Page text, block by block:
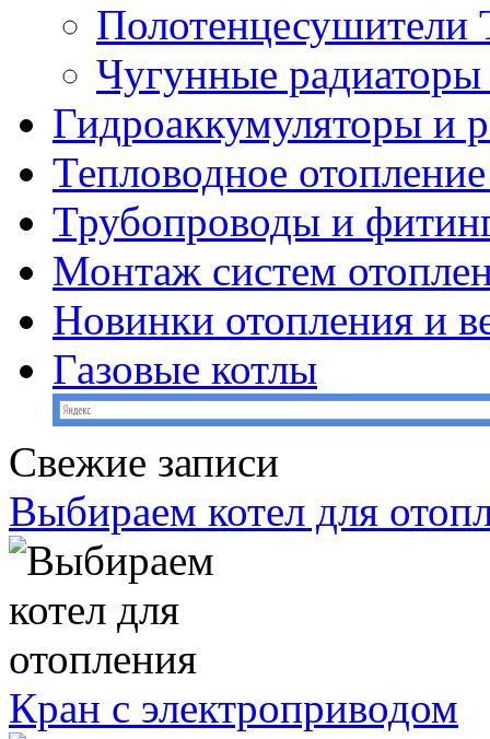
Чугунные
Гидроаккумуляторы и
Тепловодное
Трубопроводы и
Монтаж систем
Новинки отопления и
Газовые котлы
Свежие записи
Выбираем котел для
Кран с электроприводом